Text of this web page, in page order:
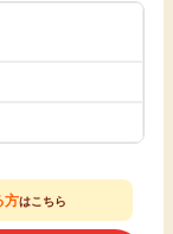
方はこちら